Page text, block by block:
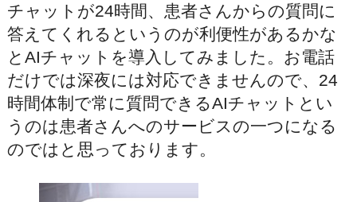
チャットが24時間、患者さんからの質問に
答えてくれるというのが利便性があるかな
とAIチャットを導入してみました。お電話
だけでは深夜には対応できませんので、24
時間体制で常に質問できるAIチャットとい
うのは患者さんへのサービスの一つになる
のではと思っております。